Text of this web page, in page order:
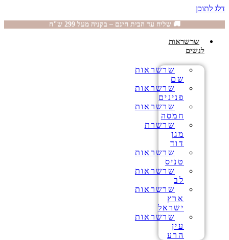
דלג לתוכן
🚚 שליח עד הבית חינם – בקניה מעל 299 ש"ח
שרשראות
לנשים
שרשראות
שם
שרשראות
פנינים
שרשראות
חמסה
שרשרת
מגן
דוד
שרשראות
טניס
שרשראות
לב
שרשראות
ארץ
ישראל
שרשראות
עין
הרע